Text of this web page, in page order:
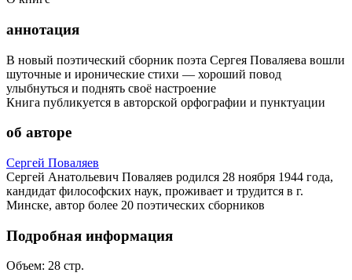
аннотация
В новый поэтический сборник поэта Сергея Поваляева вошли
шуточные и иронические стихи — хороший повод
улыбнуться и поднять своё настроение
Книга публикуется в авторской орфографии и пунктуации
об авторе
Сергей Поваляев
Сергей Анатольевич Поваляев родился 28 ноября 1944 года,
кандидат философских наук, проживает и трудится в г.
Минске, автор более 20 поэтических сборников
Подробная информация
Объем: 28 стр.